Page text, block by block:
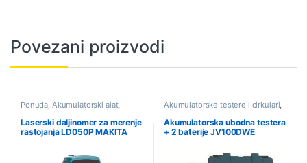
Povezani proizvodi
Ponuda, Akumulatorski alat,
Laseri Daljinomeri
Laserski daljinomer za merenje
rastojanja LD050P MAKITA
Akumulatorske testere i cirkulari,
Akumulatorski alat
Akumulatorska ubodna testera
+ 2 baterije JV100DWE